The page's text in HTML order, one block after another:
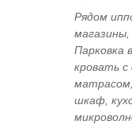
Рядом
Парковка
кровать
шкаф,